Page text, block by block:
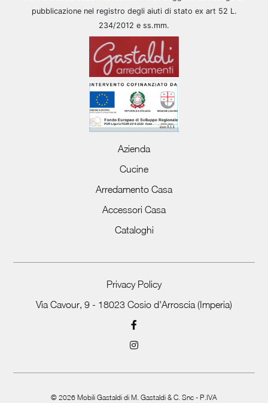
pubblicazione nel registro degli aiuti di stato ex art 52 L.
234/2012 e ss.mm.
Azienda
Cucine
Arredamento Casa
Accessori Casa
Cataloghi
Privacy Policy
Via Cavour, 9 - 18023 Cosio d'Arroscia (Imperia)
© 2026 Mobili Gastaldi di M. Gastaldi & C. Snc - P.IVA